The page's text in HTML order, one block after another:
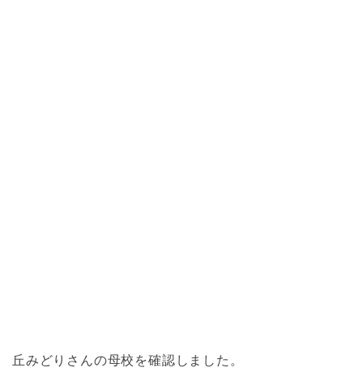
丘みどりさんの母校を確認しました。